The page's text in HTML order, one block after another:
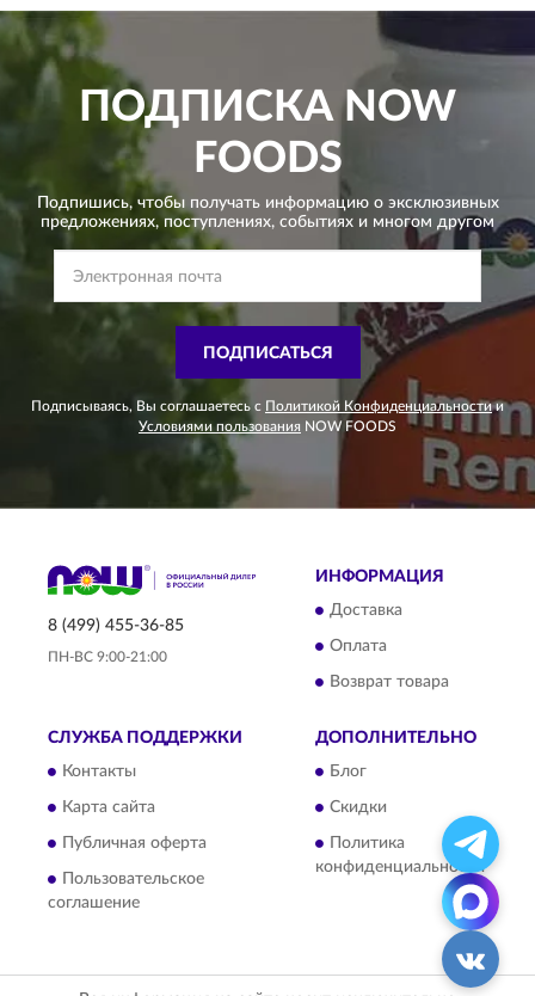
ПОДПИСКАNOW
FOODS
Подпишись, чтобы получать информацию о эксклюзивных
предложениях,поступлениях, событиях и многом другом
ПОДПИСАТЬСЯ
Подписываясь, Вы соглашаетесь с Политикой Конфиденциальности и
Условиями пользования NOW FOODS
8 (499) 455-36-85
ПН-ВС 9:00-21:00
ИНФОРМАЦИЯ
Доставка
Оплата
Возврат товара
СЛУЖБА ПОДДЕРЖКИ
Контакты
Карта сайта
Публичная оферта
Пользовательское
соглашение
ДОПОЛНИТЕЛЬНО
Блог
Скидки
Политика
конфиденциальности